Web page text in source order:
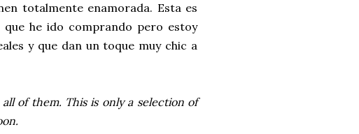
totalmente enamorada. Esta es
que he ido comprando pero estoy
y que dan un toque muy chic a
of them. This is only a selection of